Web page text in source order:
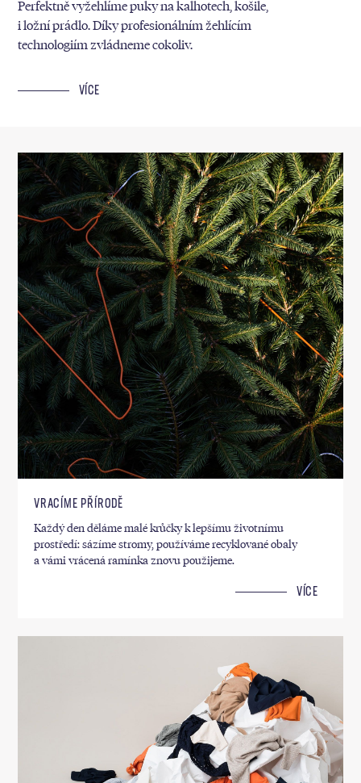
Perfektně vyžehlíme puky na kalhotech, košile,
i ložní prádlo. Díky profesionálním žehlícím
technologiím zvládneme cokoliv.
VÍCE
VRACÍME PŘÍRODĚ
Každý den děláme malé krůčky k lepšímu životnímu
prostředí: sázíme stromy, používáme recyklované obaly
a vámi vrácená ramínka znovu použijeme.
VÍCE